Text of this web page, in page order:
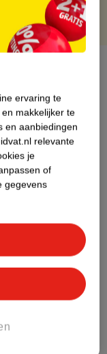
geen Nature
ervaring te
makkelijker te
en aanbiedingen
relevante
je
of
gegevens